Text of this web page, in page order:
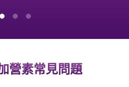
營素常見問題